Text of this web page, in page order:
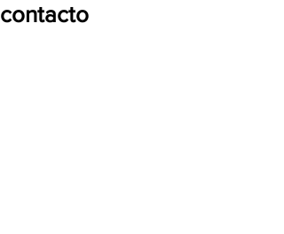
contacto